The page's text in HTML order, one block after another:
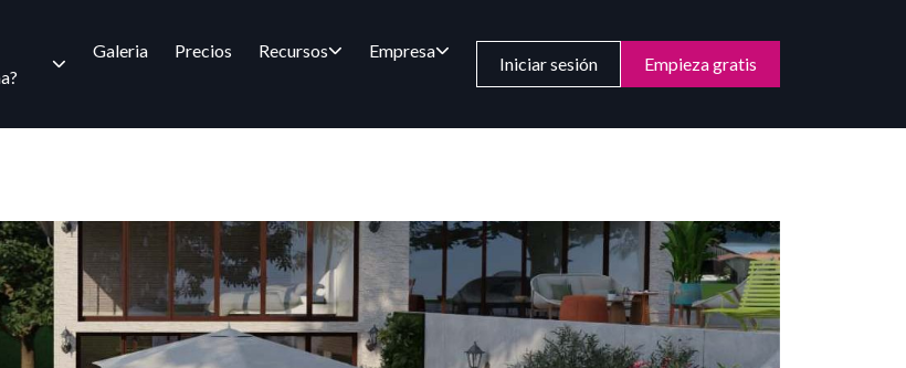
Galeria Precios Recursos Empresa
Iniciar sesión Empieza gratis